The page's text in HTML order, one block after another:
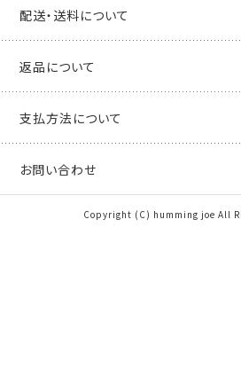
配送・送料について
返品について
支払方法について
お問い合わせ
Copyright (C) humming joe All